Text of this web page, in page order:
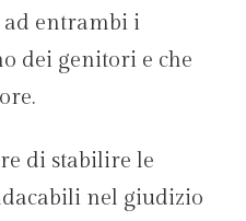
ad entrambi i
dei genitori e che
di stabilire le
nel giudizio